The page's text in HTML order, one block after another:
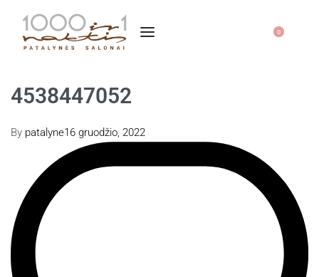
0
4538447052
By patalyne16 gruodžio, 2022